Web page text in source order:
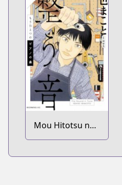
Mou Hitotsu no
Piano no Mori: